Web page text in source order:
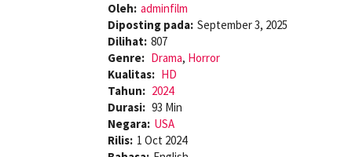
Oleh: adminfilm
Diposting pada: September 3, 2025
Dilihat: 807
Genre: Drama, Horror
Kualitas: HD
Tahun: 2024
Durasi: 93 Min
Negara: USA
Rilis: 1 Oct 2024